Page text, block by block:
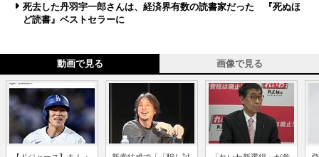
死去した丹羽宇一郎さんは、経済界有数の読書家だった 『死ぬほ
ど読書』ベストセラーに
動画で見る 画像で見る